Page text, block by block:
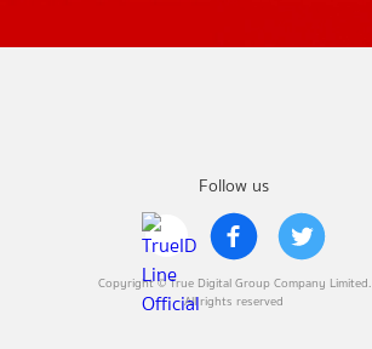
Follow us
Copyright © True Digital Group Company Limited.
All rights reserved